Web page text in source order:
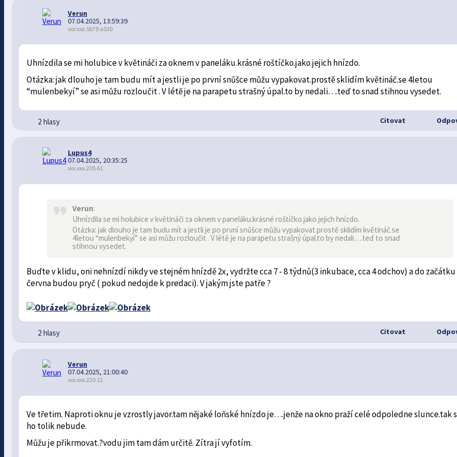
Verun
07.04.2025, 13:59:39
xxx:xxx.5b79:a530
Uhnízdila se mi holubice v květináči za oknem v paneláku.krásné roštíčko.jako jejich hnízdo.
Otázka: jak dlouho je tam budu mít a jestli je po první snůšce můžu vypakovat.prostě sklidím květináč.se 4letou
“mulenbekyí” se asi můžu rozloučit . V létě je na parapetu strašný úpal.to by nedali….teď to snad stihnou vysedet.
2 hlasy Citovat
Lupus4
07.04.2025, 20:35:25
xxx.xxx.205.61
Verun:
Uhnízdila se mi holubice v květináči za oknem v paneláku.krásné roštíčko.jako jejich hnízdo.
Otázka: jak dlouho je tam budu mít a jestli je po první snůšce můžu vypakovat.prostě sklidím květináč.se
4letou “mulenbekyí” se asi můžu rozloučit . V létě je na parapetu strašný úpal.to by nedali….teď to snad
stihnou vysedet.
Buďte v klidu, oni nehnízdí nikdy ve stejném hnízdě 2x, vydržte cca 7 - 8 týdnů(3 inkubace, cca 4 odchov) a do začátku
června budou pryč ( pokud nedojde k predaci). V jakým jste patře ?
2 hlasy Citovat
Verun
07.04.2025, 21:00:40
xxx.xxx.220.12
Ve třetim. Naproti oknu je vzrostly javor.tam nějaké loňské hnízdo je….jenže na okno praží celé odpoledne slunce.tak
ho tolik nebude.
Můžu je přikrmovat.?vodu jim tam dám určitě. Zítra jí vyfotím.